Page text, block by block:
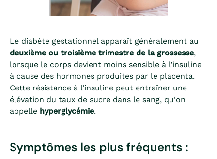
Le diabète gestationnel apparaît généralement au
deuxième ou troisième trimestre de la grossesse,
lorsque le corps devient moins sensible à l’insuline
à cause des hormones produites par le placenta.
Cette résistance à l’insuline peut entraîner une
élévation du taux de sucre dans le sang, qu'on
appelle hyperglycémie.
Symptômes les plus fréquents :